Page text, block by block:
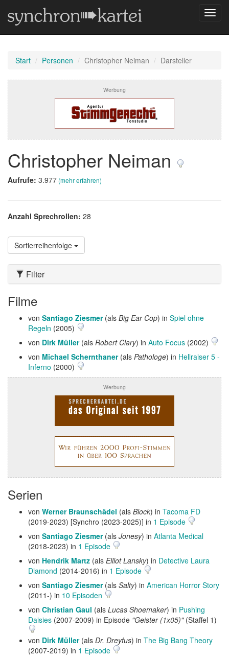
Start Personen Christopher Neiman Darsteller
Werbung
Christopher Neiman
Aufrufe: 3.977(mehr erfahren)
Anzahl Sprechrollen: 28
Sortierreihenfolge
Filter
Filme
von Santiago Ziesmer(als Big Ear Cop) in Spiel ohne
Regeln (2005)
von Dirk Müller(als Robert Clary) in Auto Focus (2002)
von Michael Schernthaner(als Pathologe) in Hellraiser 5 -
Inferno (2000)
Werbung
Serien
von Werner Braunschädel (als Block) in Tacoma FD
(2019-2023) [Synchro (2023-2025)] in 1 Episode
von Santiago Ziesmer(als Jonesy) in Atlanta Medical
(2018-2023) in 1 Episode
von Hendrik Martz (als Elliot Lansky) in Detective Laura
Diamond (2014-2016) in 1 Episode
von Santiago Ziesmer(als Salty) in American Horror Story
(2011-) in 10 Episoden
von Christian Gaul (als Lucas Shoemaker) in Pushing
Daisies (2007-2009) in Episode "Geister (1x05)"(Staffel 1)
von Dirk Müller(als Dr. Dreyfus) in The Big Bang Theory
(2007-2019) in 1 Episode